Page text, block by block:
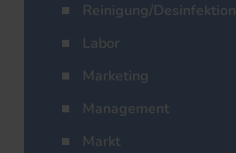
Reinigung/Desinfektion
Labor
Marketing
Management
Markt